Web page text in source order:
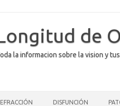
de
la informacion sobre la vision y
DISFUNCIÓN